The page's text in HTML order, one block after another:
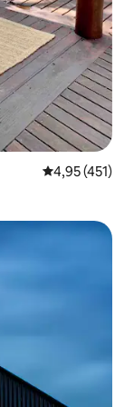
Średnia
4,95 (451)